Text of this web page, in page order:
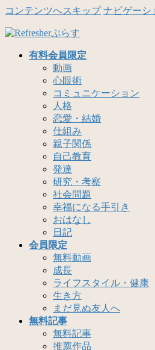
コンテンツへスキップ ナビゲーシ
有料会員限定
動画
心眼術
コミュニケーション
人格
恋愛・結婚
仕組み
親子関係
自己教育
発達
研究・考察
社会問題
幸福になる手引き
おはなし
日記
会員限定
無料動画
成長
ライフスタイル・健康
生き方
まだ見ぬ友人へ
無料記事
無料記事
推薦作品